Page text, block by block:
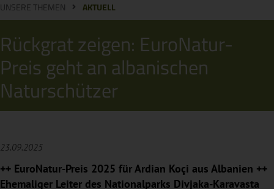
UNSERE THEMEN AKTUELL
Rückgrat zeigen: EuroNatur-
Preis geht an albanischen
Naturschützer
23.09.2025
++ EuroNatur-Preis 2025 für Ardian Koçi aus Albanien ++
Ehemaliger Leiter des Nationalparks Divjaka-Karavasta